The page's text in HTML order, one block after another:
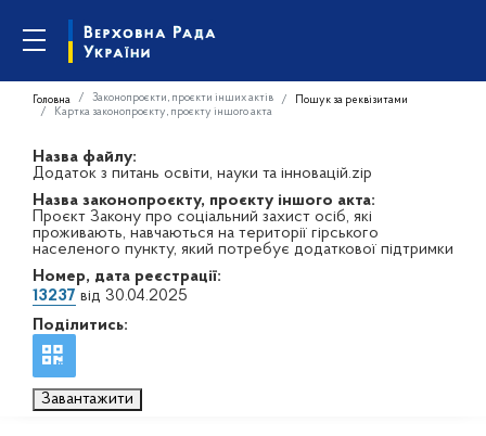
Головна Законопроєкти, проєкти інших актів
Пошук за реквізитами
Картка законопроєкту, проєкту іншого акта
Назва файлу:
Додаток з питань освіти, науки та інновацій.zip
Назва законопроєкту, проєкту іншого акта:
Проєкт Закону про соціальний захист осіб, які
проживають, навчаються на території гірського
населеного пункту, який потребує додаткової підтримки
Номер, дата реєстрації:
13237 від 30.04.2025
Поділитись:
Завантажити